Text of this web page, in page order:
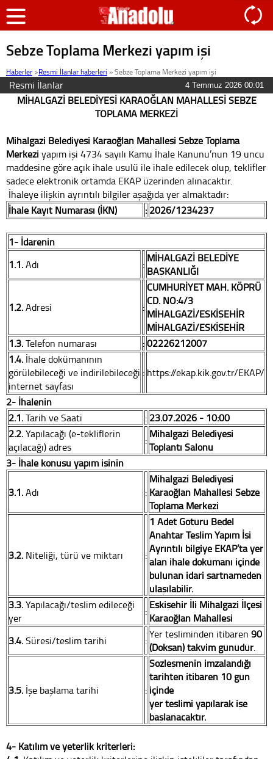
Sebze Toplama Merkezi yapım işi
Haberler >Resmi İlanlar haberleri »Sebze Toplama Merkezi yapım işi
Resmi İlanlar 4 Temmuz 2026 00:01
MİHALGAZİ BELEDİYESİ KARAOĞLAN MAHALLESİ SEBZE
TOPLAMA MERKEZİ
Mihalgazi Belediyesi Karaoğlan Mahallesi Sebze Toplama
Merkezi yapım işi 4734 sayılı Kamu İhale Kanunu’nun 19 uncu
maddesine göre açık ihale usulü ile ihale edilecek olup, teklifler
sadece elektronik ortamda EKAP üzerinden alınacaktır.
İhaleye ilişkin ayrıntılı bilgiler aşağıda yer almaktadır:
İhale Kayıt Numarası (İKN)
: 2026/1234237
1- İdarenin
1.1.Adı : MİHALGAZİ BELEDİYE
BAŞKANLIĞI
1.2.Adresi :
CUMHURİYET MAH. KÖPRÜ
CD. NO:4/3
MİHALGAZİ/ESKİŞEHİR
MİHALGAZİ/ESKİŞEHİR
1.3.Telefon numarası :02226212007
1.4. İhale dokümanının
görülebileceği ve indirilebileceği
internet sayfası
: https://ekap.kik.gov.tr/EKAP/
2- İhalenin
2.1.Tarih ve Saati : 23.07.2026 - 10:00
2.2.Yapılacağı (e-tekliflerin
açılacağı) adres
: Mihalgazi Belediyesi
Toplantı Salonu
3- İhale konusu yapım işinin
3.1.Adı :
Mihalgazi Belediyesi
Karaoğlan Mahallesi Sebze
Toplama Merkezi
3.2. Niteliği, türü ve miktarı :
1 Adet Götürü Bedel
Anahtar Teslim Yapım İşi
Ayrıntılı bilgiye EKAP’ta yer
alan ihale dokümanı içinde
bulunan idari şartnameden
ulaşılabilir.
3.3.Yapılacağı/teslim edileceği
yer
: Eskişehir İli Mihalgazi İlçesi
Karaoğlan Mahallesi
3.4.Süresi/teslim tarihi :Yer tesliminden itibaren 90
(Doksan) takvim günüdür.
3.5. İşe başlama tarihi :
Sözleşmenin imzalandığı
tarihten itibaren 10 gün
içinde
yer teslimi yapılarak işe
başlanacaktır.
4- Katılım ve yeterlik kriterleri: